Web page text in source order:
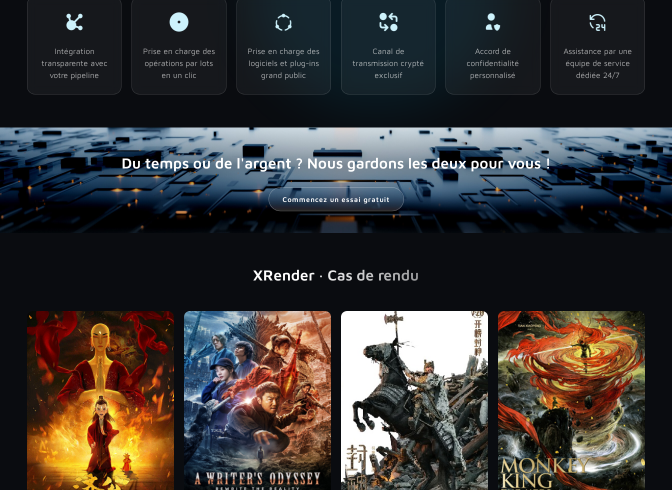
Intégration
transparente avec
votre pipeline
Prise en charge des
opérations par lots
en un clic
Prise en charge des
logiciels et plug-ins
grand public
Canal de
transmission crypté
exclusif
Accord de
confidentialité
personnalisé
Assistance par une
équipe de service
dédiée 24/7
Du temps ou de l'argent ? Nous gardons les deux pour vous !
Commencez un essai gratuit
XRender · Cas de rendu